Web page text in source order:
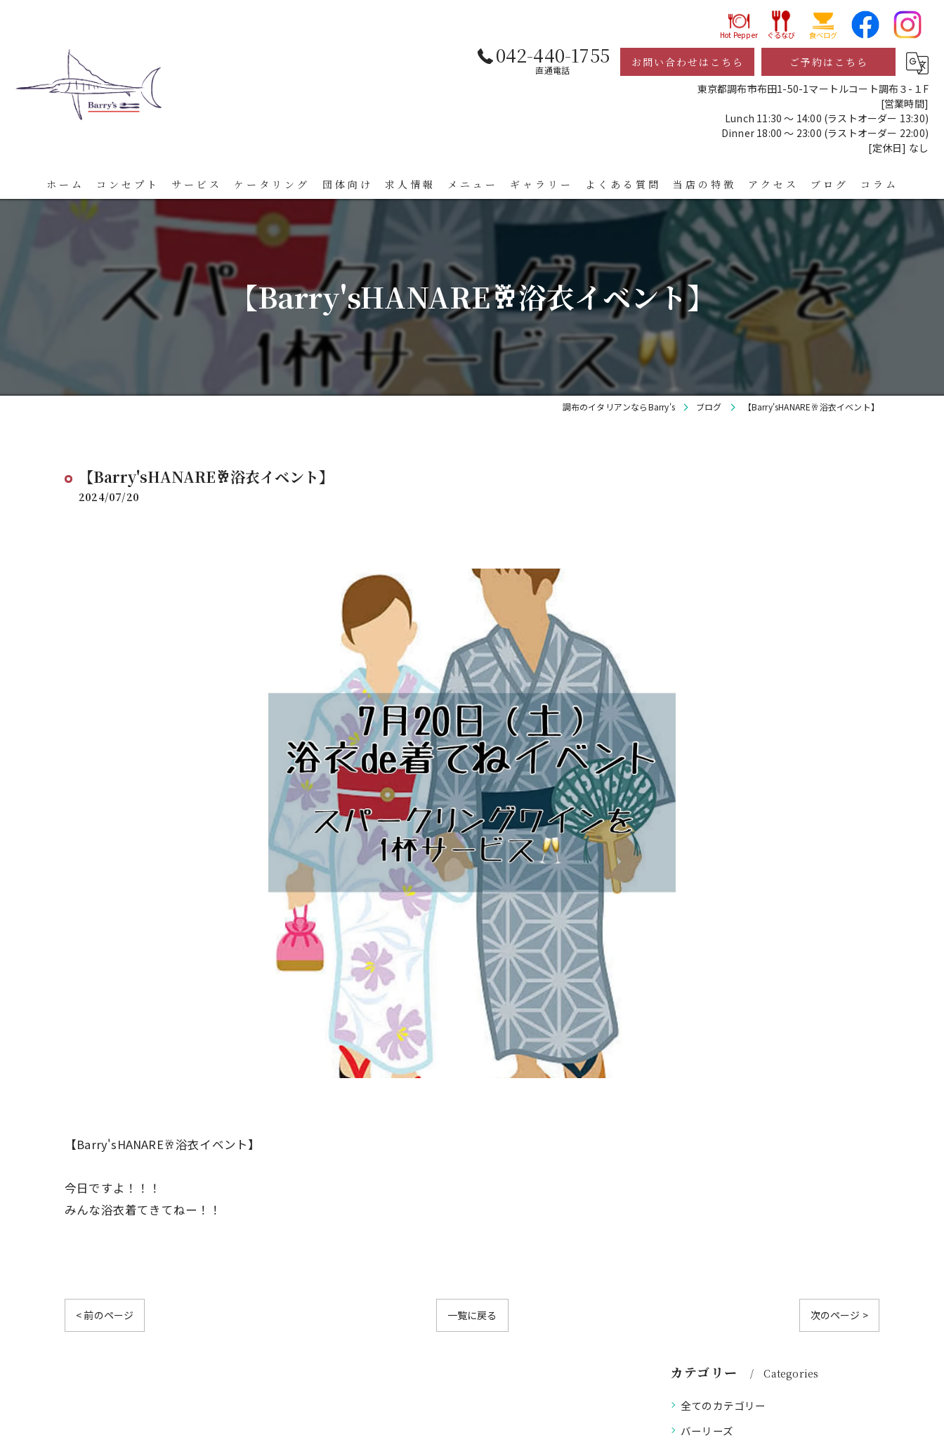
Hot Pepper ぐるなび 食べログ
042-440-1755
直通電話
お問い合わせはこちら
ご予約はこちら
東京都調布市布田1-50-1マートルコート調布３-１F
[営業時間]
Lunch 11:30 ～ 14:00 (ラストオーダー 13:30)
Dinner 18:00 ～ 23:00 (ラストオーダー 22:00)
[定休日] なし
ホーム コンセプト サービス ケータリング 団体向け 求人情報 メニュー ギャラリー よくある質問 当店の特徴
レストラン
ディナー
宴会
アクセス ブログ コラム
【Barry'sHANARE🥂浴衣イベント】
調布のイタリアンならBarry's ブログ 【Barry'sHANARE🥂浴衣イベント】
【Barry'sHANARE🥂浴衣イベント】
2024/07/20
【Barry'sHANARE🥂浴衣イベント】
今日ですよ！！！
みんな浴衣着てきてねー！！
< 前のページ 一覧に戻る 次のページ >
カテゴリー Categories
全てのカテゴリー
バーリーズ